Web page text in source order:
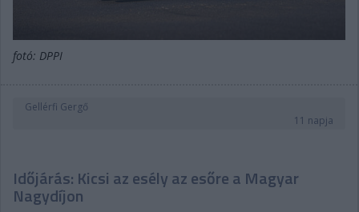
fotó: DPPI
Gellérfi Gergő
11 napja
Időjárás: Kicsi az esély az esőre a Magyar
Nagydíjon